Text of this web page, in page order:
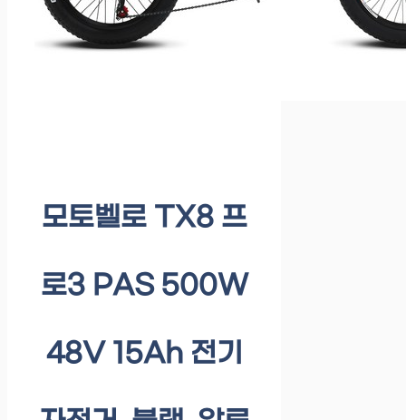
모토벨로 TX8 프
로3 PAS 500W
48V 15Ah 전기